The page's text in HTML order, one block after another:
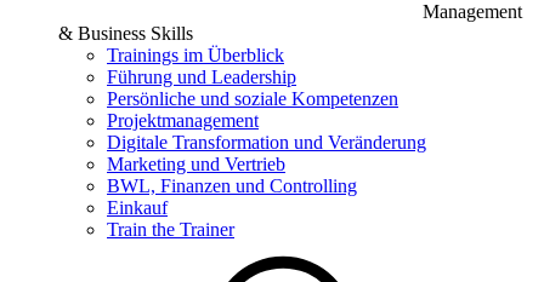
Management
& Business Skills
Trainings im Überblick
Führung und Leadership
Persönliche und soziale Kompetenzen
Projektmanagement
Digitale Transformation und Veränderung
Marketing und Vertrieb
BWL, Finanzen und Controlling
Einkauf
Train the Trainer